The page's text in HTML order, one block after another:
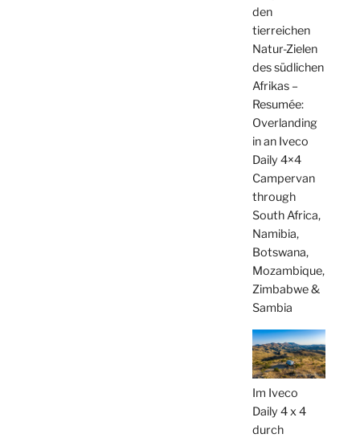
den
tierreichen
Natur-Zielen
des südlichen
Afrikas –
Resumée:
Overlanding
in an Iveco
Daily 4×4
Campervan
through
South Africa,
Namibia,
Botswana,
Mozambique,
Zimbabwe &
Sambia
Im Iveco
Daily 4 x 4
durch